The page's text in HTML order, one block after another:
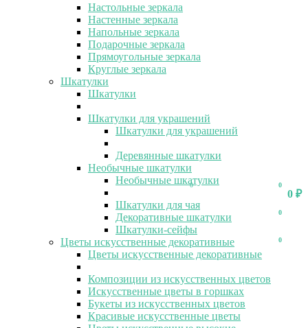
0
0 ₽
0
0
0
Настольные зеркала
Настенные зеркала
Напольные зеркала
Подарочные зеркала
Прямоугольные зеркала
Круглые зеркала
Шкатулки
Шкатулки
Шкатулки для украшений
Шкатулки для украшений
Деревянные шкатулки
Необычные шкатулки
Необычные шкатулки
Шкатулки для чая
Декоративные шкатулки
Шкатулки-сейфы
Цветы искусственные декоративные
Цветы искусственные декоративные
Композиции из искусственных цветов
Искусственные цветы в горшках
Букеты из искусственных цветов
Красивые искусственные цветы